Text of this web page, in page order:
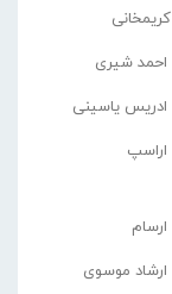
کریمخانی
احمد شیری
ادریس یاسینی
اراسپ
ارسام
ارشاد موسوی